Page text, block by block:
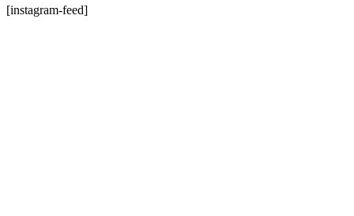
[instagram-feed]